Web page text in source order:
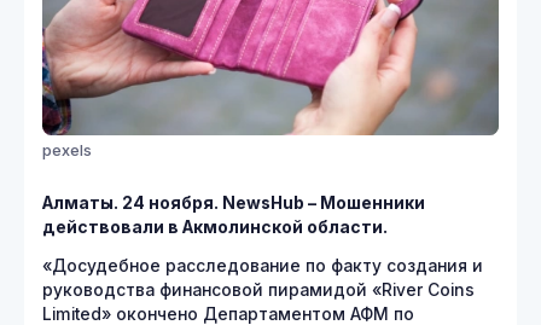
pexels
Алматы. 24 ноября. NewsHub – Мошенники
действовали в Акмолинской области.
«Досудебное расследование по факту создания и
руководства финансовой пирамидой «River Coins
Limited» окончено Департаментом АФМ по